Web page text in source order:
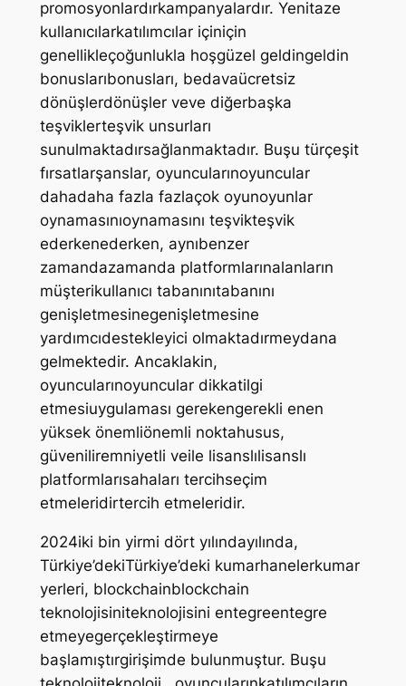
promosyonlardırkampanyalardır. Yenitaze
kullanıcılarkatılımcılar içiniçin
genellikleçoğunlukla hoşgüzel geldingeldin
bonuslarıbonusları, bedavaücretsiz
dönüşlerdönüşler veve diğerbaşka
teşviklerteşvik unsurları
sunulmaktadırsağlanmaktadır. Buşu türçeşit
fırsatlarşanslar, oyuncularınoyuncular
dahadaha fazla fazlaçok oyunoyunlar
oynamasınıoynamasını teşvikteşvik
ederkenederken, aynıbenzer
zamandazamanda platformlarınalanların
müşterikullanıcı tabanınıtabanını
genişletmesinegenişletmesine
yardımcıdestekleyici olmaktadırmeydana
gelmektedir. Ancaklakin,
oyuncularınoyuncular dikkatilgi
etmesiuygulaması gerekengerekli enen
yüksek önemliönemli noktahusus,
güveniliremniyetli veile lisanslılisanslı
platformlarısahaları tercihseçim
etmeleridirtercih etmeleridir.
2024iki bin yirmi dört yılındayılında,
Türkiye’dekiTürkiye’deki kumarhanelerkumar
yerleri, blockchainblockchain
teknolojisiniteknolojisini entegreentegre
etmeyegerçekleştirmeye
başlamıştırgirişimde bulunmuştur. Buşu